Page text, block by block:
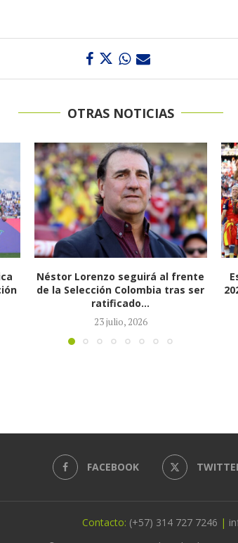
OTRAS NOTICIAS
España, campeona del Mundial
2026: conquistó su segunda Copa
del Mundo
20 julio, 2026
FACEBOOK
Contacto: (+57) 314 727 7246